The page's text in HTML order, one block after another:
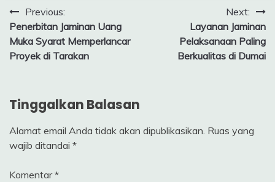
Navigasi
pos
Previous:
Penerbitan Jaminan Uang
Muka Syarat Memperlancar
Proyek di Tarakan
Next:
Layanan Jaminan
Pelaksanaan Paling
Berkualitas di Dumai
Tinggalkan Balasan
Alamat email Anda tidak akan dipublikasikan. Ruas yang
wajib ditandai *
Komentar*